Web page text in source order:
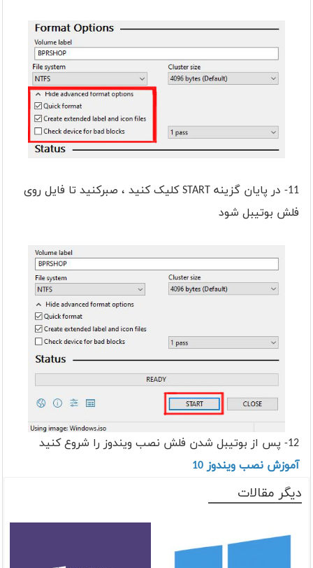
11- در پایان گزینه START کلیک کنید ، صبرکنید تا فایل روی
فلش بوتیبل شود
12- پس از بوتیبل شدن فلش نصب ویندوز را شروع کنید
آموزش نصب ویندوز 10
دیگر مقالات